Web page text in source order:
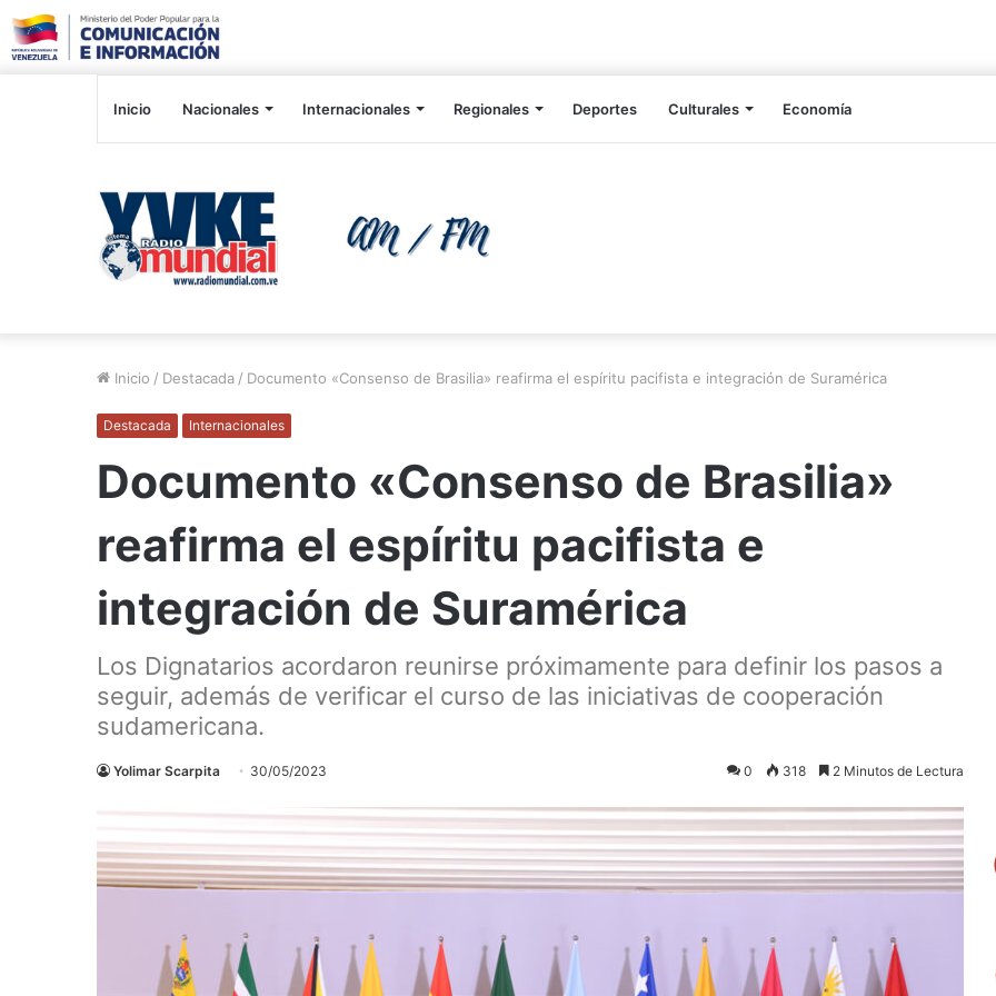
Inicio Nacionales Internacionales Regionales Deportes Culturales Economía
Inicio / Destacada / Documento «Consenso de Brasilia» reafirma el espíritu pacifista e integración de Suramérica
Destacada Internacionales
Documento «Consenso de Brasilia»
reafirma el espíritu pacifista e
integración de Suramérica
Los Dignatarios acordaron reunirse próximamente para definir los pasos a
seguir, además de verificar el curso de las iniciativas de cooperación
sudamericana.
Yolimar Scarpita 30/05/2023 0 318 2 Minutos de Lectura